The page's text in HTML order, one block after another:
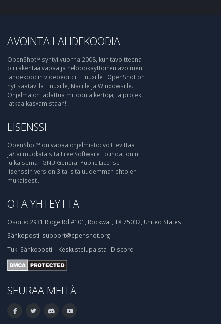
AVOINTA LÄHDEKOODIA
OpenShot™ syntyi vuonna 2008, kun tavoitteena
oli rakentaa vapaa ja helppokäyttöinen avoimen
lähdekoodin videoeditori Linuxille . OpenShot on
nyt saatavilla Linuxille, Macille ja Windowsille.
Ohjelma on ladattua miljoonia kertoja, ja projekti
jatkaa kasvamistaan!
LISENSSI
OpenShot™ on vapaa ohjelmisto: voit levittää
ja/tai muokata sitä Free Software Foundationin
julkaiseman GNU General Public License -
lisenssin version 3 tai sitä uudemman ehtojen
mukaisesti.
OTA YHTEYTTÄ
Osoite: 2931 Ridge Rd #101, Rockwall, TX 75032, United States
Sähköposti: support@openshot.org
Tuki Sähköposti: · Keskustelupalsta · Discord
SEURAA MEITÄ